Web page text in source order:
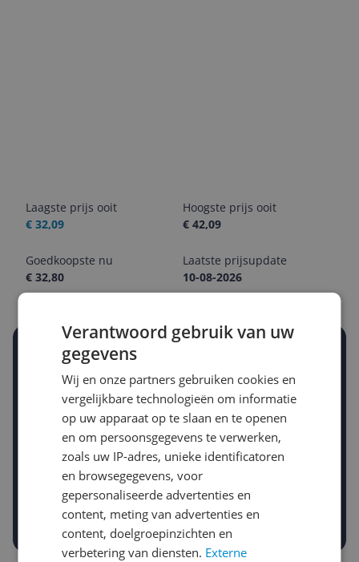
Laagste prijs ooit
€ 32,09
Hoogste prijs ooit
€ 42,09
Goedkoopste nu
€ 32,80
Laatste prijsupdate
10-08-2026
Stel een alert in en mis geen prijsdaling
Krijg een seintje zodra de prijs zakt
Jouw e-mailadres
Gewenste daling of bedrag
-10% -15%
Gewenste prijs
Prijsalert aanzetten
Verantwoord gebruik van uw
gegevens
Wij en onze partners gebruiken cookies en
vergelijkbare technologieën om informatie
op uw apparaat op te slaan en te openen
en om persoonsgegevens te verwerken,
zoals uw IP-adres, unieke identificatoren
en browsegegevens, voor
gepersonaliseerde advertenties en
content, meting van advertenties en
content, doelgroepinzichten en
verbetering van diensten. Externe